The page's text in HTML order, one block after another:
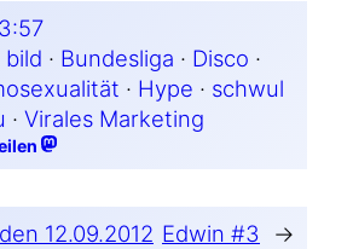
bild · Bundesliga · Disco
· Hype · schwul
· Virales Marketing
12.09.2012 Edwin #3 →